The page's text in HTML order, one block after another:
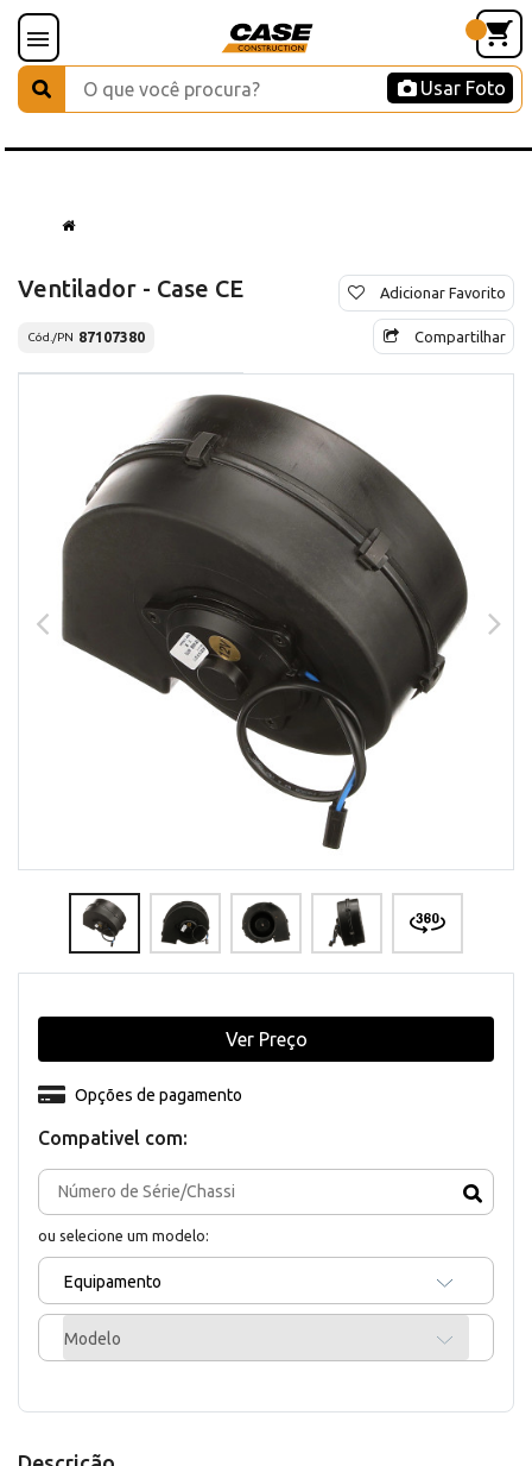
Usar Foto
Ventilador - Case CE
Cód./PN 87107380
Adicionar Favorito
Compartilhar
Compativel com:
ou selecione um modelo:
Equipamento
Modelo
Opções de pagamento
Ver Preço